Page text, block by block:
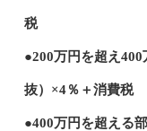
税
●200万円を超え
抜）×4％＋消費税
●400万円を超える